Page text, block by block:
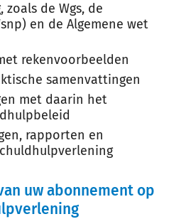
de Wgs, de
en de Algemene wet
rekenvoorbeelden
samenvattingen
met daarin het
rapporten en
uw abonnement op